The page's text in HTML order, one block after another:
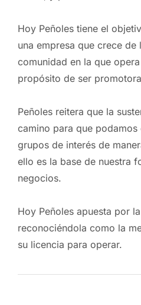
Hoy Peñoles tiene el
una empresa que crece de
comunidad en la que
propósito de ser promot
Peñoles reitera que la
camino para que
grupos de interés de
ello es la base de nuestra
negocios.
Hoy Peñoles apuesta por
reconociéndola como la
su licencia para operar.